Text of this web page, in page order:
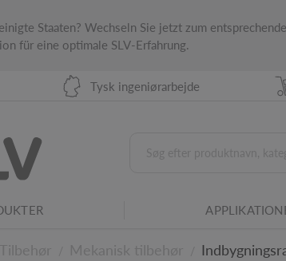
Staaten? Wechseln Sie jetzt zum
für eine optimale SLV-Erfahrung.
Tysk ingeniørarbejde
belysning